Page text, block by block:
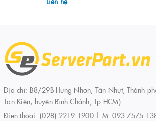
Địa chỉ: B8/29B Hưng Nhơn, Tân Nhựt, Thành
Tân Kiên, huyện Bình Chánh, Tp.HCM)
Điện thoại: (028) 2219 1900 | M: 093 7575